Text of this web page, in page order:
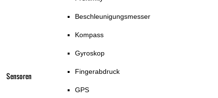
Sensoren
Beschleunigungsmesser
Kompass
Gyroskop
Fingerabdruck
GPS